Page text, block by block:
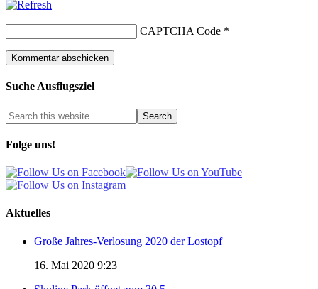
CAPTCHA Code *
Suche Ausflugsziel
Folge uns!
Aktuelles
Große Jahres-Verlosung 2020 der Lostopf
16. Mai 2020 9:23